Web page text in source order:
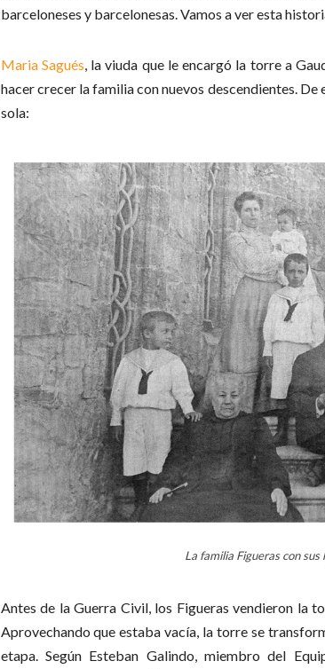
barceloneses y barcelonesas. Vamos a ver esta
Maria Sagués, la viuda que le encargó la torre a
hacer crecer la familia con nuevos descendientes.
sola:
La familia Figueras con
Antes de la Guerra Civil, los Figueras vendieron la
Aprovechando que estaba vacía, la torre se
etapa. Según Esteban Galindo, miembro del